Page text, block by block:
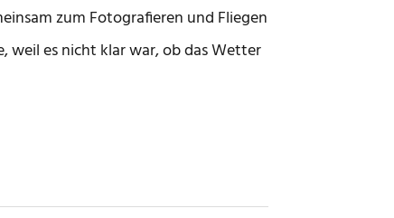
zum Fotografieren und Fliegen
weil es nicht klar war, ob das Wetter